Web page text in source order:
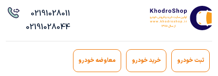
02191028011
02191028044
ثبت خودرو خرید خودرو معاوضه خودرو